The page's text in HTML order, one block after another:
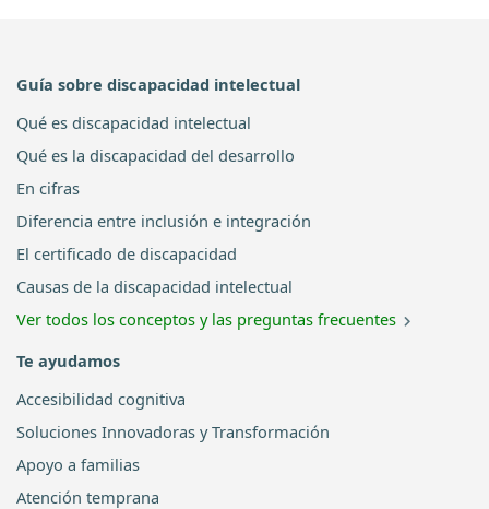
Guía sobre discapacidad intelectual
Qué es discapacidad intelectual
Qué es la discapacidad del desarrollo
En cifras
Diferencia entre inclusión e integración
El certificado de discapacidad
Causas de la discapacidad intelectual
Ver todos los conceptos y las preguntas frecuentes
Te ayudamos
Accesibilidad cognitiva
Soluciones Innovadoras y Transformación
Apoyo a familias
Atención temprana